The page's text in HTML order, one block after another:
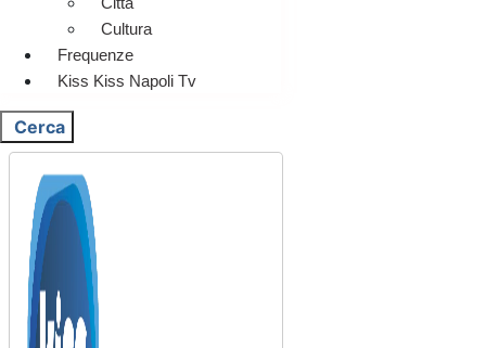
Cultura
Frequenze
Kiss Kiss Napoli Tv
Cerca